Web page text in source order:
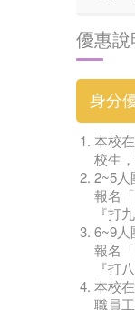
優惠說
身分
本校
校生
2~5人
報名
『打
6~9人
報名
『打
本校
職員